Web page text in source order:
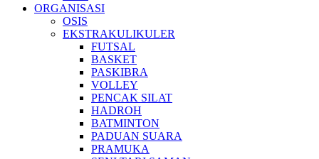
ORGANISASI
OSIS
EKSTRAKULIKULER
FUTSAL
BASKET
PASKIBRA
VOLLEY
PENCAK SILAT
HADROH
BATMINTON
PADUAN SUARA
PRAMUKA